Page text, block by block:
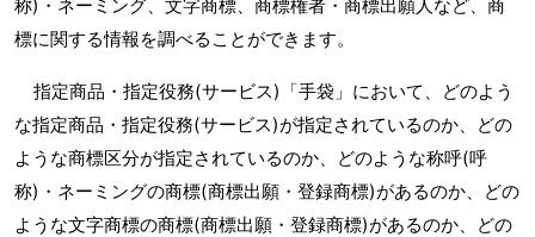
称)・ネーミング、文字商標、商標権者・商標出願人など、商
標に関する情報を調べることができます。
指定商品・指定役務(サービス)「手袋」において、どのよう
な指定商品・指定役務(サービス)が指定されているのか、どの
ような商標区分が指定されているのか、どのような称呼(呼
称)・ネーミングの商標(商標出願・登録商標)があるのか、どの
ような文字商標の商標(商標出願・登録商標)があるのか、どの